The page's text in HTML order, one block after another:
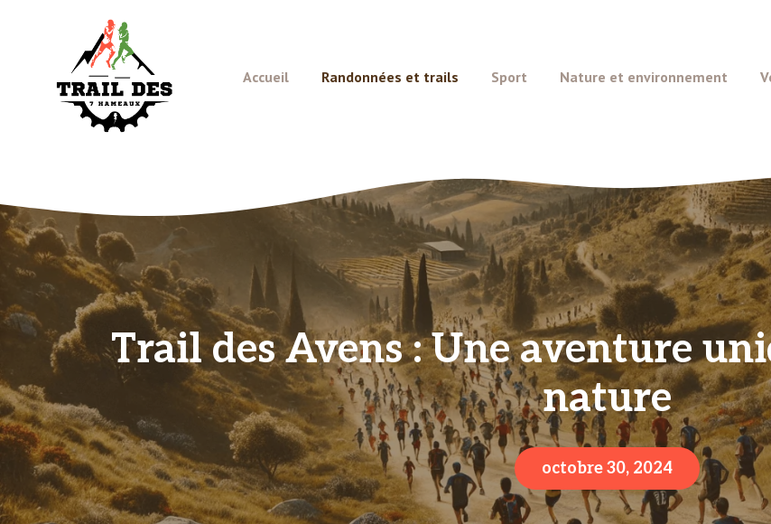
Accueil Randonnées et trails Sport Nature et environnement
Trail des Avens : Une aventure
nature
octobre 30, 2024